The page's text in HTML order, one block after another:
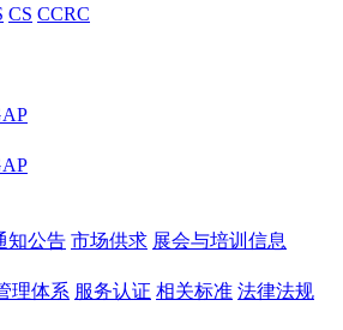
CS CCRC
知公告 市场供求 展会与培训信息
理体系 服务认证 相关标准 法律法规